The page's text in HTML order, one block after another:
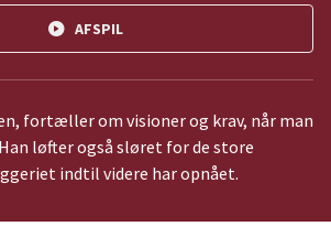
play_circle AFSPIL
fortæller om visioner og krav, når man
løfter også sløret for de store
indtil videre har opnået.